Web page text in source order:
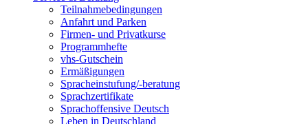
Teilnahmebedingungen
Anfahrt und Parken
Firmen- und Privatkurse
Programmhefte
vhs-Gutschein
Ermäßigungen
Spracheinstufung/-beratung
Sprachzertifikate
Sprachoffensive Deutsch
Leben in Deutschland